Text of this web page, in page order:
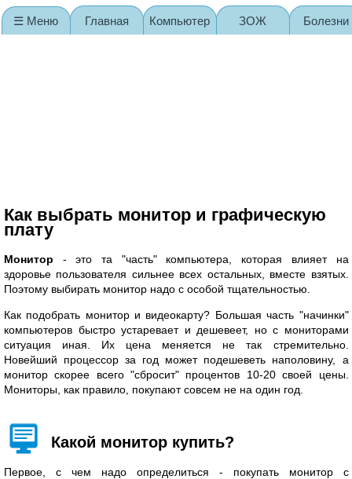
Как выбрать монитор и графическую
плату
Монитор - это та "часть" компьютера, которая влияет на
здоровье пользователя сильнее всех остальных, вместе взятых.
Поэтому выбирать монитор надо с особой тщательностью.
Как подобрать монитор и видеокарту? Большая часть "начинки"
компьютеров быстро устаревает и дешевеет, но с мониторами
ситуация иная. Их цена меняется не так стремительно.
Новейший процессор за год может подешеветь наполовину, а
монитор скорее всего "сбросит" процентов 10-20 своей цены.
Мониторы, как правило, покупают совсем не на один год.
Какой монитор купить?
Первое, с чем надо определиться - покупать монитор с
☰ Меню Главная Компьютер ЗОЖ Болезни